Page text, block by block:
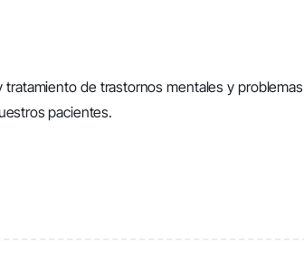
tratamiento de trastornos mentales y problemas
pacientes.